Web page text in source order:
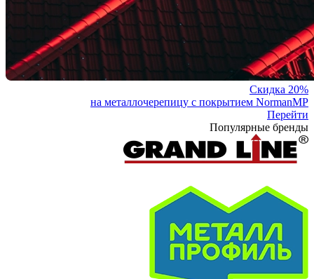
Скидка 20%
на металлочерепицу с покрытием NormanMP
Перейти
Популярные бренды